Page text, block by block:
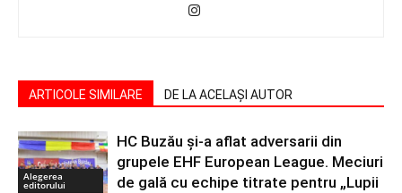
ARTICOLE SIMILARE DE LA ACELAȘI AUTOR
Alegerea
editorului
HC Buzău și-a aflat adversarii din
grupele EHF European League. Meciuri
de gală cu echipe titrate pentru „Lupii